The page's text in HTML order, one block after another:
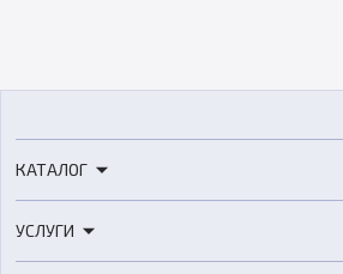
КАТАЛОГ
3D-сканеры
УСЛУГИ